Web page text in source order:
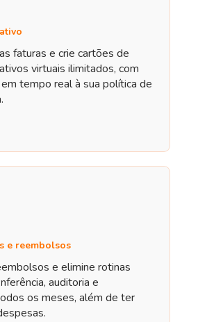
faturas e crie cartões de
virtuais ilimitados, com
tempo real à sua política de
e reembolsos
e elimine rotinas
auditoria e
os meses, além de ter